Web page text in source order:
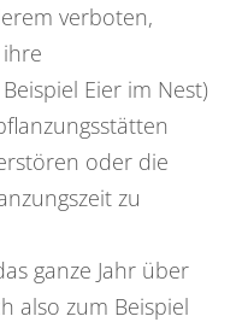
verboten,
Eier im Nest)
oder die
zu
ganze Jahr über
also zum Beispiel